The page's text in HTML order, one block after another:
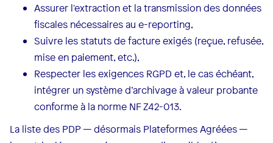
Assurer l'extraction et la transmission des données
fiscales nécessaires au e-reporting,
Suivre les statuts de facture exigés (reçue, refusée,
mise en paiement, etc.),
Respecter les exigences RGPD et, le cas échéant,
intégrer un système d’archivage à valeur probante
conforme à la norme NF Z42-013.
La liste des PDP — désormais Plateformes Agréées —